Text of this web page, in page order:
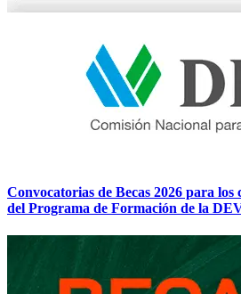
Convocatorias de Becas 2026 para los
del Programa de Formación de la